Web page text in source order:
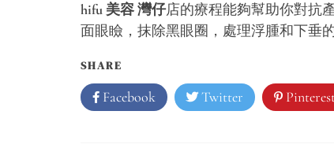
hifu 美容 灣仔店的療程能夠幫助你對抗
面眼瞼，抹除黑眼圈，處理浮腫和下垂
SHARE
Facebook Twitter